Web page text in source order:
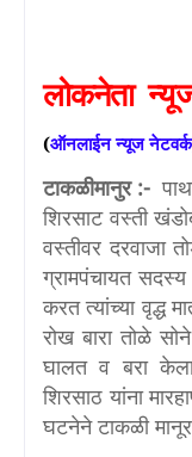
लोकनेता
(ऑनलाईन न्यूज नेटवर्क
टाकळीमानुर :-
शिरसाट वस्ती
वस्तीवर दरवाजा
ग्रामपंचायत सदस्य
करत त्यांच्या वृद्ध
रोख बारा तोळे
घालत व बरा
शिरसाठ यांना
घटनेने टाकळी